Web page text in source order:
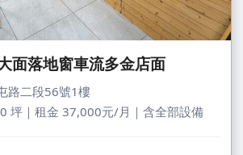
面落地窗車流多金店面
路二段56號1樓
坪｜租金 37,000元/月｜含全部設備